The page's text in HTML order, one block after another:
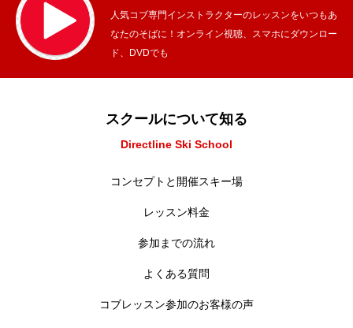
人気コブ専門インストラクターのレッスンをいつもあ
なたのそばに！オンライン視聴、スマホにダウンロー
ド、DVDでも
スクールについて知る
Directline Ski School
コンセプトと開催スキー場
レッスン料金
参加までの流れ
よくある質問
コブレッスン参加のお客様の声